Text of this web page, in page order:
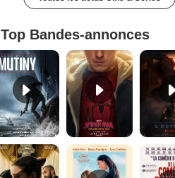
Top Bandes-annonces
Mutiny Bande-annonce VO STFR Spider-Man: Brand New Day Bande-annonce VO STFR
Le Triangle d'or Bande-annonce VF